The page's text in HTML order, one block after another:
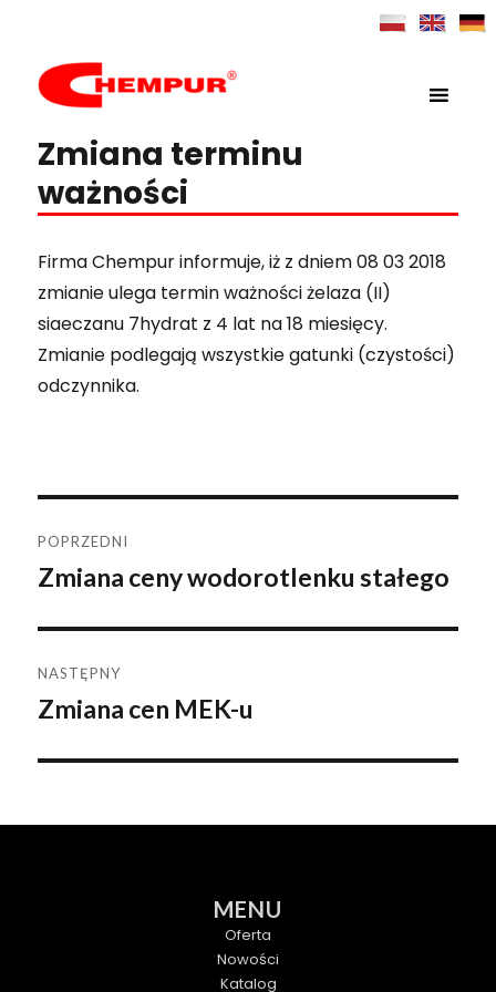
Chempur
Zmiana terminu
ważności
Firma Chempur informuje, iż z dniem 08 03 2018
zmianie ulega termin ważności żelaza (II)
siaeczanu 7hydrat z 4 lat na 18 miesięcy.
Zmianie podlegają wszystkie gatunki (czystości)
odczynnika.
Nawigacja
wpisu
POPRZEDNI
Poprzedni
Zmiana ceny wodorotlenku stałego
NASTĘPNY
Następny
Zmiana cen MEK-u
MENU
Oferta
Nowości
Katalog